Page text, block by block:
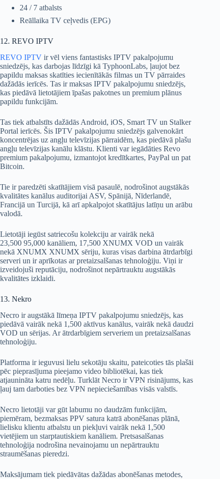
24 / 7 atbalsts
Reāllaika TV ceļvedis (EPG)
12. REVO IPTV
REVO IPTV ir vēl viens fantastisks IPTV pakalpojumu
sniedzējs, kas darbojas līdzīgi kā TyphoonLabs, ļaujot bez
papildu maksas skatīties iecienītākās filmas un TV pārraides
dažādās ierīcēs. Tas ir maksas IPTV pakalpojumu sniedzējs,
kas piedāvā lietotājiem īpašas pakotnes un premium plānus
papildu funkcijām.
Tas tiek atbalstīts dažādās Android, iOS, Smart TV un Stalker
Portal ierīcēs. Šis IPTV pakalpojumu sniedzējs galvenokārt
koncentrējas uz angļu televīzijas pārraidēm, kas piedāvā plašu
angļu televīzijas kanālu klāstu. Klienti var iegādāties Revo
premium pakalpojumu, izmantojot kredītkartes, PayPal un pat
Bitcoin.
Tie ir paredzēti skatītājiem visā pasaulē, nodrošinot augstākās
kvalitātes kanālus auditorijai ASV, Spānijā, Nīderlandē,
Francijā un Turcijā, kā arī apkalpojot skatītājus latīņu un arābu
valodā.
Lietotāji iegūst satriecošu kolekciju ar vairāk nekā
23,500 95,000 kanāliem, 17,500 XNUMX VOD un vairāk
nekā XNUMX XNUMX sēriju, kuras visas darbina ātrdarbīgi
serveri un ir aprīkotas ar pretaizsalšanas tehnoloģiju. Viņi ir
izveidojuši reputāciju, nodrošinot nepārtrauktu augstākās
kvalitātes izklaidi.
13. Nekro
Necro ir augstākā līmeņa IPTV pakalpojumu sniedzējs, kas
piedāvā vairāk nekā 1,500 aktīvus kanālus, vairāk nekā daudzi
VOD un sērijas. Ar ātrdarbīgiem serveriem un pretaizsalšanas
tehnoloģiju.
Platforma ir ieguvusi lielu sekotāju skaitu, pateicoties tās plašāi
pēc pieprasījuma pieejamo video bibliotēkai, kas tiek
atjaunināta katru nedēļu. Turklāt Necro ir VPN risinājums, kas
ļauj tam darboties bez VPN nepieciešamības visās valstīs.
Necro lietotāji var gūt labumu no daudzām funkcijām,
piemēram, bezmaksas PPV satura katrā abonēšanas plānā,
lielisku klientu atbalstu un piekļuvi vairāk nekā 1,500
vietējiem un starptautiskiem kanāliem. Pretsasalšanas
tehnoloģija nodrošina nevainojamu un nepārtrauktu
straumēšanas pieredzi.
Maksājumam tiek piedāvātas dažādas abonēšanas metodes,